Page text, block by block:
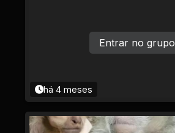
há 4 meses
Entrar no grupo